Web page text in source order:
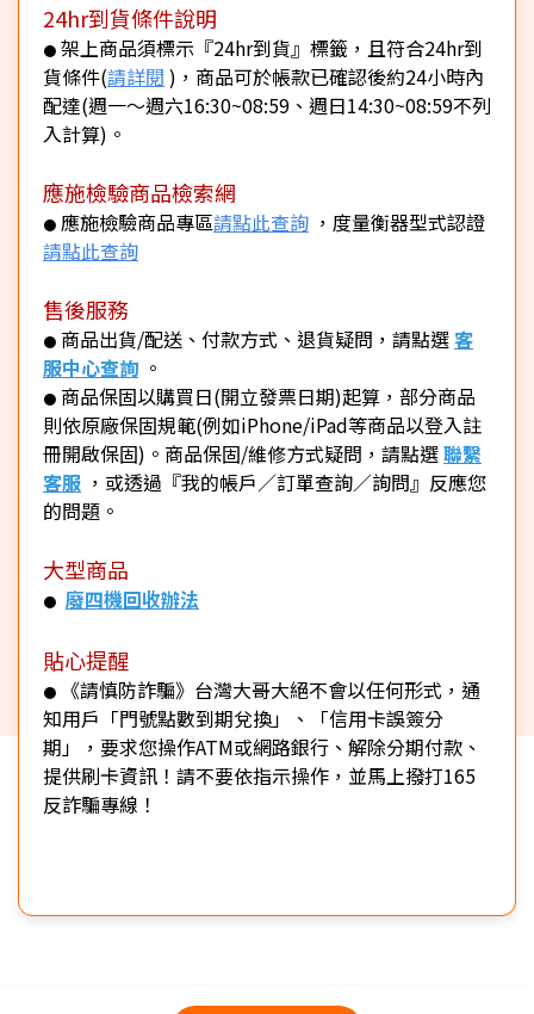
24hr到貨條件說明
● 架上商品須標示『24hr到貨』標籤，且符合24hr到
貨條件(請詳閱 )，商品可於帳款已確認後約24小時內
配達(週一～週六16:30~08:59、週日14:30~08:59不列
入計算)。
應施檢驗商品檢索網
● 應施檢驗商品專區請點此查詢 ，度量衡器型式認證
請點此查詢
售後服務
● 商品出貨/配送、付款方式、退貨疑問，請點選客
服中心查詢 。
● 商品保固以購買日(開立發票日期)起算，部分商品
則依原廠保固規範(例如iPhone/iPad等商品以登入註
冊開啟保固)。商品保固/維修方式疑問，請點選聯繫
客服 ，或透過『我的帳戶／訂單查詢／詢問』反應您
的問題。
大型商品
● 廢四機回收辦法
貼心提醒
●
《請慎防詐騙》台灣大哥大絕不會以任何形式，通
知用戶「門號點數到期兌換」、「信用卡誤簽分
期」，要求您操作ATM或網路銀行、解除分期付款、
提供刷卡資訊！請不要依指示操作，並馬上撥打165
反詐騙專線！